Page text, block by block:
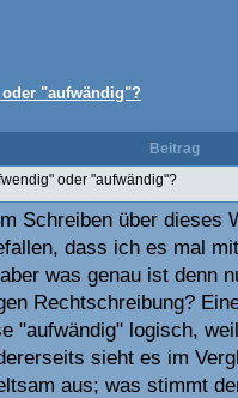
"aufwändig"?
Beitrag
oder "aufwändig"?
Schreiben über dieses
dass ich es mal
was genau ist denn
Rechtschreibung?
"aufwändig" logisch,
sieht es im
aus; was stimmt